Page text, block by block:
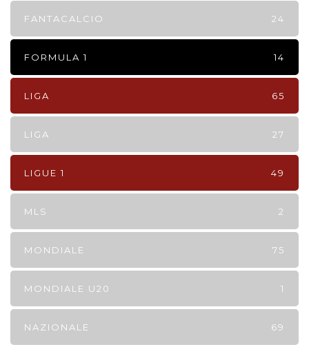
FANTACALCIO 24
FORMULA 1 14
LIGA 65
LIGA 27
LIGUE 1 49
MLS 2
MONDIALE 75
MONDIALE U20 1
NAZIONALE 69